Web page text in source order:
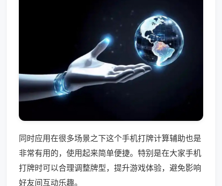
同时应用在很多场景之下这个手机打牌计算辅助也是
非常有用的，使用起来简单便捷。特别是在大家手机
打牌时可以合理调整牌型，提升游戏体验，避免影响
好友间互动乐趣。